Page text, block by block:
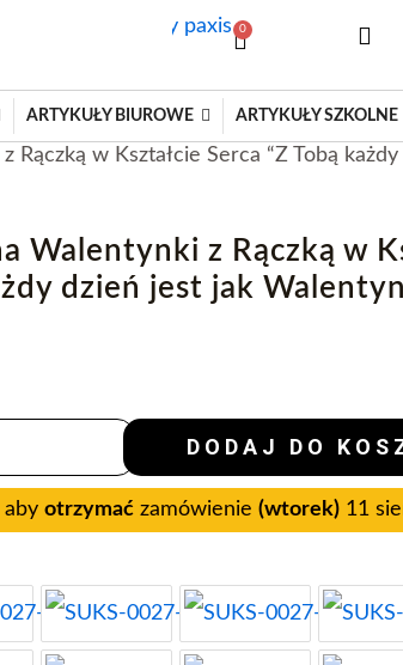
0
Wózek
ARTYKUŁY BIUROWE ARTYKUŁY SZKOLNE
w Kształcie Serca “Z Tobą
Walentynki z Rączką w
dzień jest jak
DODAJ DO
abyotrzymać zamówienie(wtorek) 11